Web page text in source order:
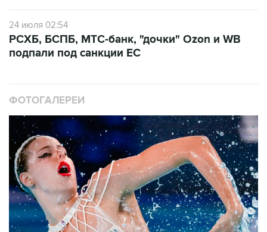
24 июля 02:54
РСХБ, БСПБ, МТС-банк, "дочки" Ozon и WB
подпали под санкции ЕС
ФОТОГАЛЕРЕИ